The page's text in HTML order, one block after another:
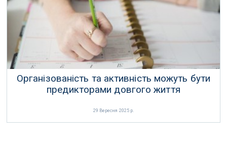
Організованість та активність можуть бути
предикторами довгого життя
29 Вересня 2025 р.